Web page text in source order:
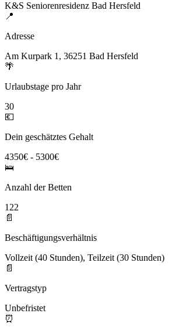
K&S Seniorenresidenz Bad Hersfeld
📍
Adresse
Am Kurpark 1, 36251 Bad Hersfeld
🌴
Urlaubstage pro Jahr
30
💶
Dein geschätztes Gehalt
4350€ - 5300€
🛌
Anzahl der Betten
122
📄
Beschäftigungsverhältnis
Vollzeit (40 Stunden), Teilzeit (30 Stunden)
📄
Vertragstyp
Unbefristet
⏰